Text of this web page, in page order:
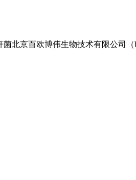
菌北京百欧博伟生物技术有限公司